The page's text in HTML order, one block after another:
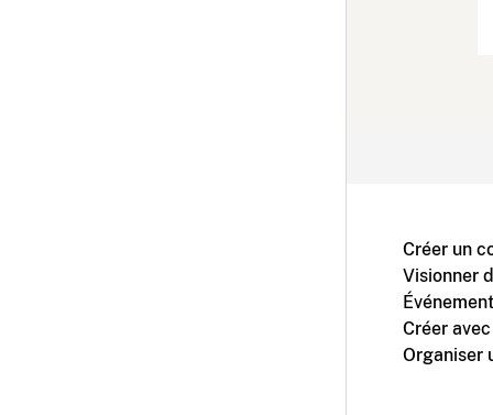
Créer un
Visionner
Créer
Organiser